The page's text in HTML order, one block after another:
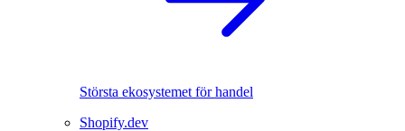
Största ekosystemet för handel
Shopify.dev